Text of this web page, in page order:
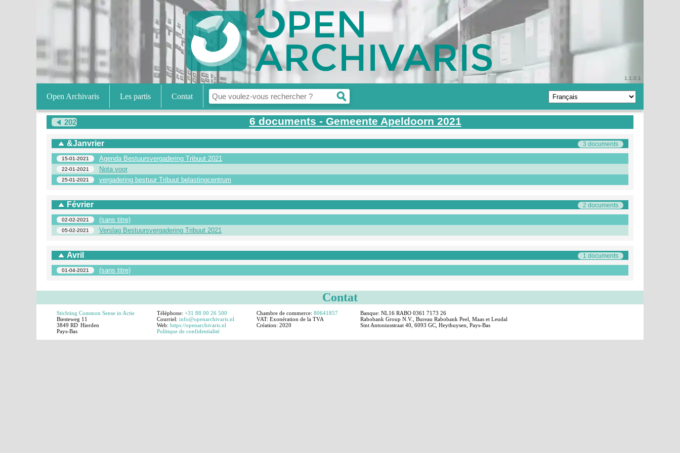
1.1.0.1
Open Archivaris Les partis Contat
2020 6 documents - Gemeente Apeldoorn 2021
&Janvrier
15-01-2021 Agenda Bestuursvergadering Tribuut 2021
22-01-2021 Nota voor
25-01-2021 vergadering bestuur Tribuut belastingcentrum
3 documents
Février
02-02-2021 (sans titre)
05-02-2021 Verslag Bestuursvergadering Tribuut 2021
2 documents
Avril
01-04-2021 (sans titre)
1 documents
Contat
Stichting Common Sense in Actie
Biesteweg 11
3849 RD Hierden
Pays-Bas
Téléphone: +31 88 00 26 500
Courriel: info@openarchivaris.nl
Web: https://openarchivaris.nl
Politique de confidentialité
Chambre de commerce: 80641857
VAT: Exonération de la TVA
Création: 2020
Banque: NL16 RABO 0361 7173 26
Rabobank Group N.V., Bureau Rabobank Peel, Maas et Leudal
Sint Antoniusstraat 40, 6093 GC, Heythuysen, Pays-Bas